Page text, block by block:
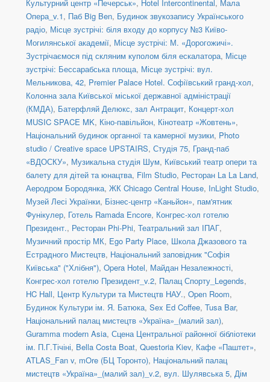
Культурний центр «Печерськ», Hotel Intercontinental, Мала
Опера_v.1, Паб Big Ben, Будинок звукозапису Українського
радіо, Місце зустрічі: біля входу до корпусу №3 Київо-
Могилянської академії, Місце зустрічі: М. «Дорогожичі».
Зустрічаємося під скляним куполом біля ескалатора, Місце
зустрічі: Бессарабська площа, Місце зустрічі: вул.
Мельникова, 42, Premier Palace Hotel. Софіївський гранд-хол,
Колонна зала Київської міської державної адміністрації
(КМДА), Батерфляй Делюкс, зал Антрацит, Концерт-хол
MUSIC SPACE MK, Кіно-павільйон, Кінотеатр «Жовтень»,
Національний будинок органної та камерної музики, Photo
studio / Creative space UPSTAIRS, Студія 75, Гранд-паб
«ВДОСКУ», Музикальна студія Шум, Київський театр опери та
балету для дітей та юнацтва, Film Studio, Ресторан La La Land,
Аеродром Бородянка, ЖК Chicago Central House, InLight Studio,
Музей Лесі Українки, Бізнес-центр «Каньйон», пам'ятник
Фунікулер, Готель Ramada Encore, Конгрес-хол готелю
Президент., Ресторан Phi-Phi, Театральний зал ІПАГ,
Музичний простір МК, Ego Party Place, Школа Джазового та
Естрадного Мистецтв, Національний заповідник "Софія
Київська" ("Хлібня"), Opera Hotel, Майдан Незалежності,
Конгрес-хол готелю Президент_v.2, Палац Спорту_Legends,
HC Hall, Центр Культури та Мистецтв НАУ., Open Room,
Будинок Культури ім. Я. Батюка, Sex Ed Coffee, Tusa Bar,
Національний палац мистецтв «Україна»_(малий зал),
Guramma modern Asia, Сцена Центральної районної бібліотеки
ім. П.Г.Тічіні, Bella Costa Boat, Questoria Kiev, Кафе «Паштет»,
ATLAS_Fan v, mOre (БЦ Торонто), Національний палац
мистецтв «Україна»_(малий зал)_v.2, вул. Шулявська 5, Дім